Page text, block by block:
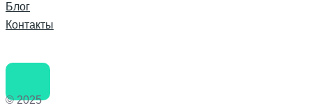
Блог
Контакты
© 2025